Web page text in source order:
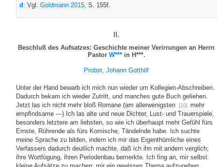
d : Vgl. Goldmann 2015, S. 155f.
II.
Beschluß des Aufsatzes: Geschichte meiner Verirrungen an Herrn
Pastor W***in H***.
Probst, Johann Gotthilf
Unter der Hand bewarb ich mich nun wieder um Kollegien-Abschreiben.
Dadurch bekam ich wieder Zutritt, und manches gute Buch geliehen.
Jetzt las ich nicht mehr bloß Romane (am allerwenigsten
[10]
mehr
empfindsame —) Ich las alte und neue Dichter, Lust- und Trauerspiele,
besonders letztere am liebsten, so wie ich überhaupt mehr Gefühl fürs
Ernste, Rührende als fürs Komische, Tändelnde habe. Ich suchte
meine Sprache zu bilden, indem ich mir das Eigenthümliche eines
Verfassers dadurch deutlich machte, daß ich ihn mit andern verglich;
ihre Wortfügung, ihren Periodenbau bemerkte. Ich fing an, mir selbst